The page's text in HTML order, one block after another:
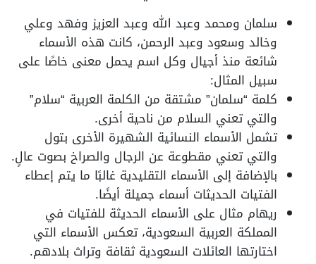
سلمان ومحمد وعبد الله وعبد العزيز وفهد وعلي
وخالد وسعود وعبد الرحمن، كانت هذه الأسماء
شائعة منذ أجيال وكل اسم يحمل معنى خاصًا على
سبيل المثال:
كلمة “سلمان” مشتقة من الكلمة العربية “سلام”
والتي تعني السلام من ناحية أخرى.
تشمل الأسماء النسائية الشهيرة الأخرى بتول
والتي تعني مقطوعة عن الرجال والصراخ بصوت عالٍ.
بالإضافة إلى الأسماء التقليدية غالبًا ما يتم إعطاء
الفتيات الحديثات أسماء جميلة أيضًا.
ريهام مثال على الأسماء الحديثة للفتيات في
المملكة العربية السعودية، تعكس الأسماء التي
اختارتها العائلات السعودية ثقافة وتراث بلادهم.